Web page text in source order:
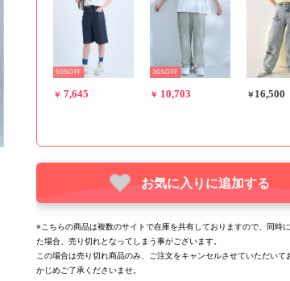
50%OFF
￥ 7,645
30%OFF
￥ 10,703 ￥ 16,500
お気に入りに追加する
※こちらの商品は複数のサイトで在庫を共有しておりますので、同時
た場合、売り切れとなってしまう事がございます。
この場合は売り切れ商品のみ、ご注文をキャンセルさせていただいて
かじめご了承くださいませ。